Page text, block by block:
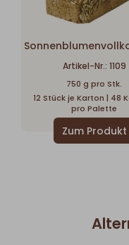
Artikel-Nr.: 1109
750 g pro Stk.
12 Stück je Karton | 48
pro Palette